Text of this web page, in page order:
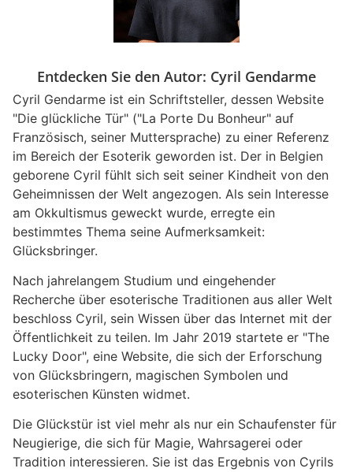
Entdecken Sie den Autor: Cyril Gendarme
Cyril Gendarme ist ein Schriftsteller, dessen Website
"Die glückliche Tür" ("La Porte Du Bonheur" auf
Französisch, seiner Muttersprache) zu einer Referenz
im Bereich der Esoterik geworden ist. Der in Belgien
geborene Cyril fühlt sich seit seiner Kindheit von den
Geheimnissen der Welt angezogen. Als sein Interesse
am Okkultismus geweckt wurde, erregte ein
bestimmtes Thema seine Aufmerksamkeit:
Glücksbringer.
Nach jahrelangem Studium und eingehender
Recherche über esoterische Traditionen aus aller Welt
beschloss Cyril, sein Wissen über das Internet mit der
Öffentlichkeit zu teilen. Im Jahr 2019 startete er "The
Lucky Door", eine Website, die sich der Erforschung
von Glücksbringern, magischen Symbolen und
esoterischen Künsten widmet.
Die Glückstür ist viel mehr als nur ein Schaufenster für
Neugierige, die sich für Magie, Wahrsagerei oder
Tradition interessieren. Sie ist das Ergebnis von Cyrils